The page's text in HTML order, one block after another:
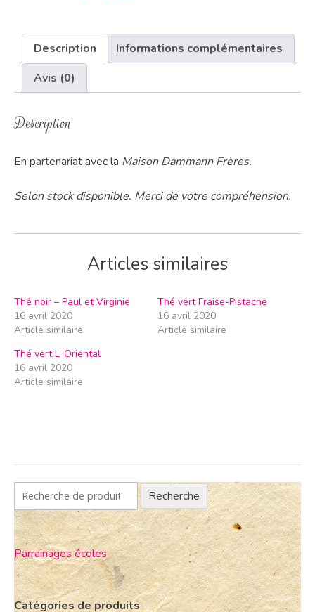
Description
Informations complémentaires
Avis (0)
Description
En partenariat avec la Maison Dammann Frères.
Selon stock disponible. Merci de votre compréhension.
Articles similaires
Thé noir – Paul et Virginie
16 avril 2020
Article similaire
Thé vert Fraise-Pistache
16 avril 2020
Article similaire
Thé vert L’ Oriental
16 avril 2020
Article similaire
Recherche
Parrainages écoles
Catégories de produits